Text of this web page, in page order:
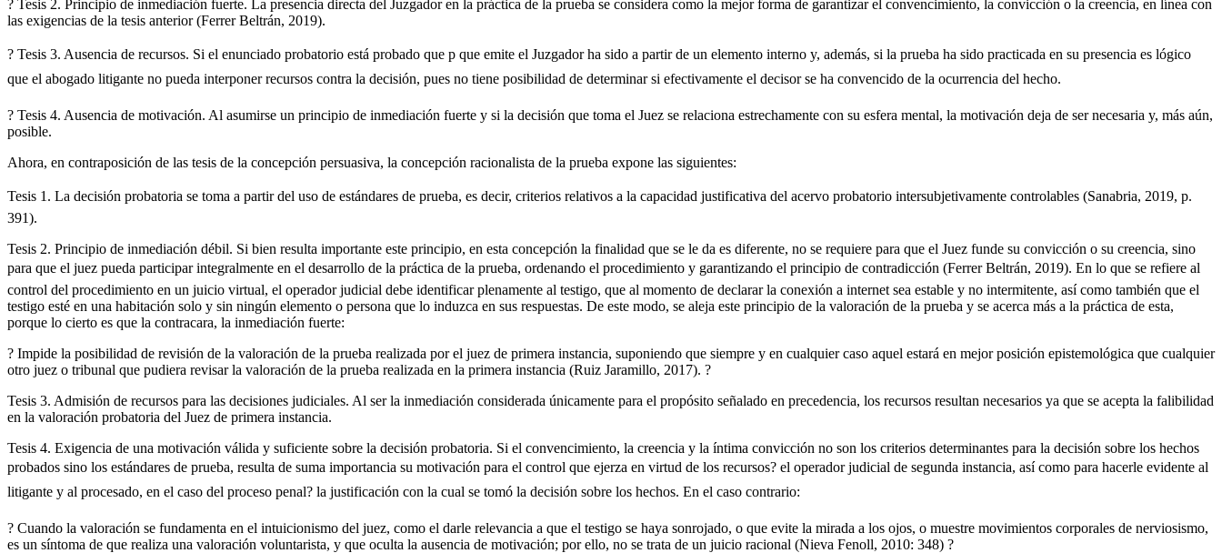
? Tesis 2. Principio de inmediación fuerte. La presencia directa del Juzgador en la práctica de la prueba se considera como la mejor forma de garantizar el convencimiento, la convicción o la creencia, en línea con
las exigencias de la tesis anterior (Ferrer Beltrán, 2019).
? Tesis 3. Ausencia de recursos. Si el enunciado probatorio está probado que p que emite el Juzgador ha sido a partir de un elemento interno y, además, si la prueba ha sido practicada en su presencia es lógico
que el abogado litigante no pueda interponer recursos contra la decisión, pues no tiene posibilidad de determinar si efectivamente el decisor se ha convencido de la ocurrencia del hecho.
? Tesis 4. Ausencia de motivación. Al asumirse un principio de inmediación fuerte y si la decisión que toma el Juez se relaciona estrechamente con su esfera mental, la motivación deja de ser necesaria y, más aún,
posible.
Ahora, en contraposición de las tesis de la concepción persuasiva, la concepción racionalista de la prueba expone las siguientes:
Tesis 1. La decisión probatoria se toma a partir del uso de estándares de prueba, es decir, criterios relativos a la capacidad justificativa del acervo probatorio intersubjetivamente controlables (Sanabria, 2019, p.
391).
Tesis 2. Principio de inmediación débil. Si bien resulta importante este principio, en esta concepción la finalidad que se le da es diferente, no se requiere para que el Juez funde su convicción o su creencia, sino
para que el juez pueda participar integralmente en el desarrollo de la práctica de la prueba, ordenando el procedimiento y garantizando el principio de contradicción (Ferrer Beltrán, 2019). En lo que se refiere al
control del procedimiento en un juicio virtual, el operador judicial debe identificar plenamente al testigo, que al momento de declarar la conexión a internet sea estable y no intermitente, así como también que el
testigo esté en una habitación solo y sin ningún elemento o persona que lo induzca en sus respuestas. De este modo, se aleja este principio de la valoración de la prueba y se acerca más a la práctica de esta,
porque lo cierto es que la contracara, la inmediación fuerte:
? Impide la posibilidad de revisión de la valoración de la prueba realizada por el juez de primera instancia, suponiendo que siempre y en cualquier caso aquel estará en mejor posición epistemológica que cualquier
otro juez o tribunal que pudiera revisar la valoración de la prueba realizada en la primera instancia (Ruiz Jaramillo, 2017). ?
Tesis 3. Admisión de recursos para las decisiones judiciales. Al ser la inmediación considerada únicamente para el propósito señalado en precedencia, los recursos resultan necesarios ya que se acepta la falibilidad
en la valoración probatoria del Juez de primera instancia.
Tesis 4. Exigencia de una motivación válida y suficiente sobre la decisión probatoria. Si el convencimiento, la creencia y la íntima convicción no son los criterios determinantes para la decisión sobre los hechos
probados sino los estándares de prueba, resulta de suma importancia su motivación para el control que ejerza en virtud de los recursos? el operador judicial de segunda instancia, así como para hacerle evidente al
litigante y al procesado, en el caso del proceso penal? la justificación con la cual se tomó la decisión sobre los hechos. En el caso contrario:
? Cuando la valoración se fundamenta en el intuicionismo del juez, como el darle relevancia a que el testigo se haya sonrojado, o que evite la mirada a los ojos, o muestre movimientos corporales de nerviosismo,
es un síntoma de que realiza una valoración voluntarista, y que oculta la ausencia de motivación; por ello, no se trata de un juicio racional (Nieva Fenoll, 2010: 348) ?